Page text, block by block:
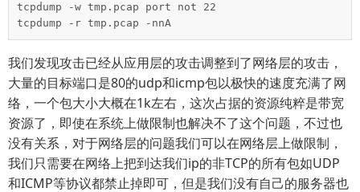
tcpdump -w tmp.pcap port not 22
tcpdump -r tmp.pcap -nnA
我们发现攻击已经从应用层的攻击调整到了网络层的攻击，
大量的目标端口是80的udp和icmp包以极快的速度充满了网
络，一个包大小大概在1k左右，这次占据的资源纯粹是带宽
资源了，即使在系统上做限制也解决不了这个问题，不过也
没有关系，对于网络层的问题我们可以在网络层上做限制，
我们只需要在网络上把到达我们ip的非TCP的所有包如UDP
和ICMP等协议都禁止掉即可，但是我们没有自己的服务器也